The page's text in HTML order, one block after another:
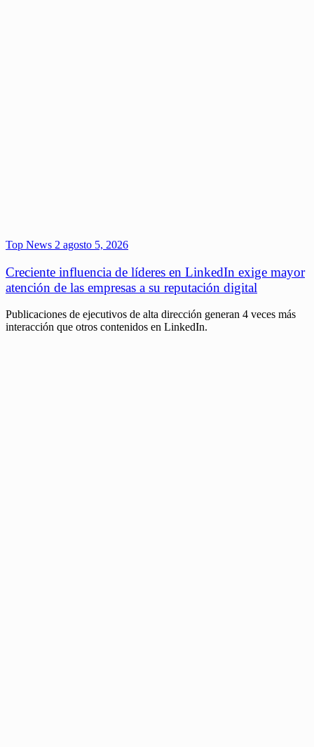
Top News 2 agosto 5, 2026
Creciente influencia de líderes en LinkedIn exige mayor
atención de las empresas a su reputación digital
Publicaciones de ejecutivos de alta dirección generan 4 veces más
interacción que otros contenidos en LinkedIn.